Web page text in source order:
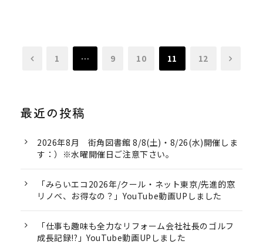
1 … 9 10 11 12
最近の投稿
2026年8月 街角図書館 8/8(土)・8/26(水)開催しま
す：）※水曜開催日ご注意下さい。
「みらいエコ2026年/クール・ネット東京/先進的窓
リノベ、お得なの？」YouTube動画UPしました
「仕事も趣味も全力なリフォーム会社社長のゴルフ
成長記録!?」YouTube動画UPしました